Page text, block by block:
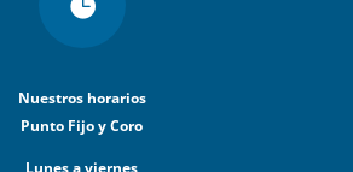

Nuestros horarios
Punto Fijo y Coro